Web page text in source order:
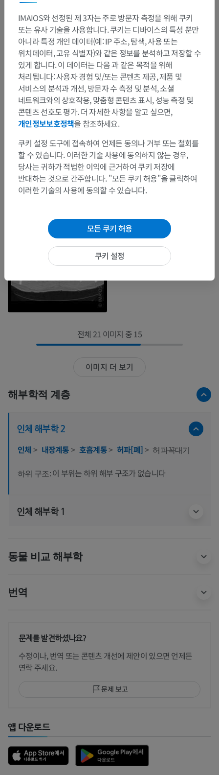
전체 21 이미지 중 15
이미지 더 보기
해부학적 계층
인체 해부학 2
인체> 내장계통> 호흡계통> 허파[폐]> 허파꼭대기
하위 구조: 이 부위는 하위 해부 구조가 없습니다
인체 해부학 1
동물 비교 해부학
번역
문제를 발견하셨나요?
수정이나, 번역 또는 콘텐츠 개선에 제안이 있으면 언제든
연락 주세요.
문제 보고
앱 다운로드
IMAIOS와 선정된 제 3자는 주로 방문자 측정을 위해 쿠키
또는 유사 기술을 사용합니다. 쿠키는 디바이스의 특성 뿐만
아니라 특정 개인 데이터(예: IP 주소, 탐색, 사용 또는
위치데이터, 고유 식별자)와 같은 정보를 분석하고 저장할 수
있게 합니다. 이 데이터는 다음 과 같은 목적을 위해
처리됩니다: 사용자 경험 및/또는 콘텐츠 제공, 제품 및
서비스의 분석과 개선, 방문자 수 측정 및 분석, 소셜
네트워크와의 상호작용, 맞춤형 콘텐츠 표시, 성능 측정 및
콘텐츠 선호도 평가. 더 자세한 사항을 알고 싶으면,
개인정보보호정책을 참조하세요.
쿠키 설정 도구에 접속하여 언제든 동의나 거부 또는 철회를
할 수 있습니다. 이러한 기술 사용에 동의하지 않는 경우,
당사는 귀하가 적법한 이익에 근거하여 쿠키 저장에
반대하는 것으로 간주합니다. "모든 쿠키 허용"을 클릭하여
이러한 기술의 사용에 동의할 수 있습니다.
모든 쿠키 허용
쿠키 설정